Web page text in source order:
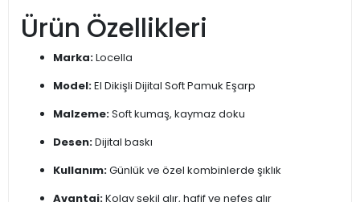
Ürün Özellikleri
Marka:Locella
Model:El Dikişli Dijital Soft Pamuk Eşarp
Malzeme:Soft kumaş, kaymaz doku
Desen:Dijital baskı
Kullanım:Günlük ve özel kombinlerde şıklık
Avantaj:Kolay şekil alır, hafif ve nefes alır